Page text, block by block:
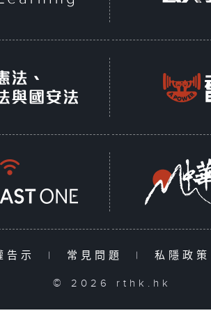
告示 | 常見問題 | 私隱政策
© 2026 rthk.hk